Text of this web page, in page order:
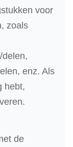
voor
zoals
delen,
enz. Als
hebt,
de